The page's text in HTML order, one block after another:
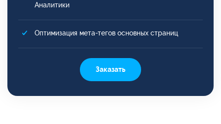
Аналитики
Оптимизация мета-тегов основных страниц
Заказать